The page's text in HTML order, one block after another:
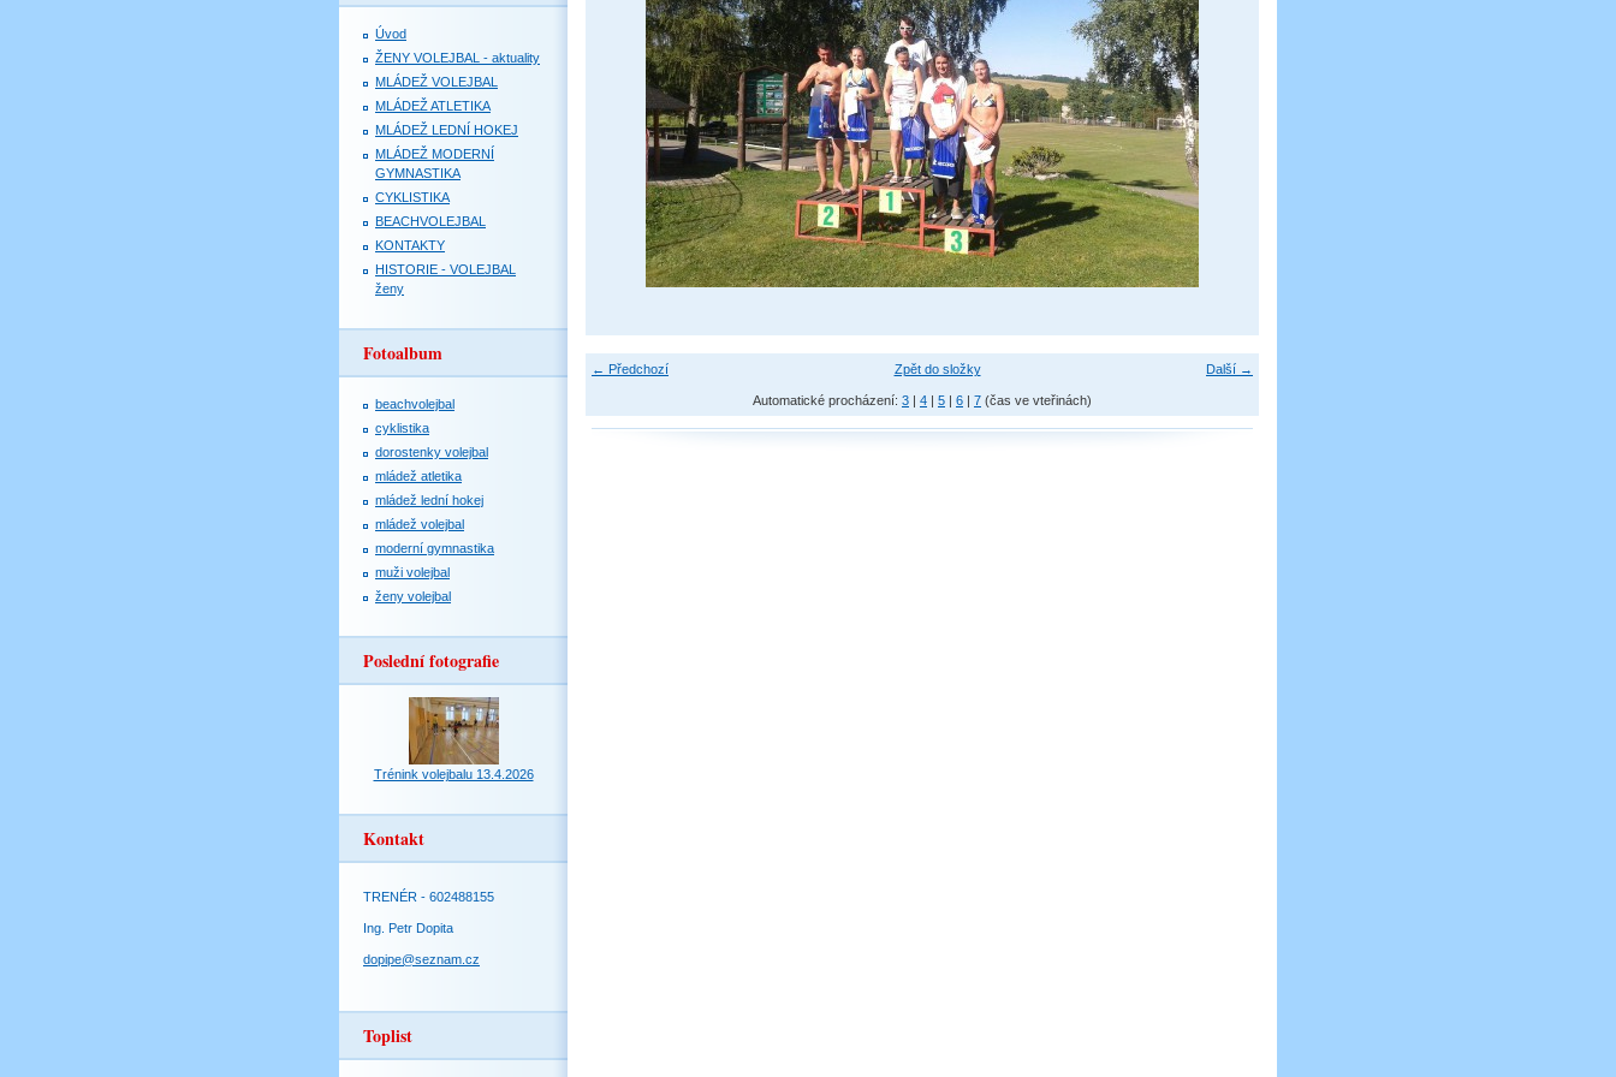
← Předchozí Další →
Zpět do složky
Automatické procházení: 3 | 4 | 5 | 6 | 7 (čas ve vteřinách)
Úvod
ŽENY VOLEJBAL - aktuality
MLÁDEŽ VOLEJBAL
MLÁDEŽ ATLETIKA
MLÁDEŽ LEDNÍ HOKEJ
MLÁDEŽ MODERNÍ
GYMNASTIKA
CYKLISTIKA
BEACHVOLEJBAL
KONTAKTY
HISTORIE - VOLEJBAL
ženy
Fotoalbum
beachvolejbal
cyklistika
dorostenky volejbal
mládež atletika
mládež lední hokej
mládež volejbal
moderní gymnastika
muži volejbal
ženy volejbal
Poslední fotografie
Trénink volejbalu 13.4.2026
Kontakt
TRENÉR - 602488155
Ing. Petr Dopita
dopipe@seznam.cz
Toplist